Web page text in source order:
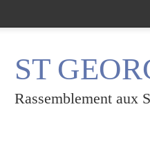
ST
Rassemblement aux